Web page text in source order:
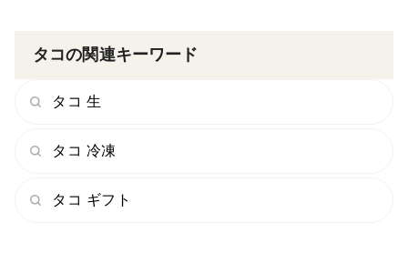
タコの関連キーワード
タコ 生
タコ 冷凍
タコ ギフト